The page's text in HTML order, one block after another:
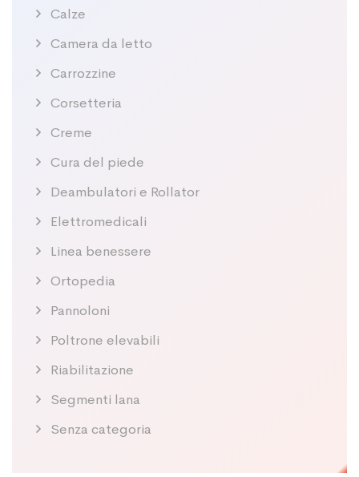
Calze
Camera da letto
Carrozzine
Corsetteria
Creme
Cura del piede
Deambulatori e Rollator
Elettromedicali
Linea benessere
Ortopedia
Pannoloni
Poltrone elevabili
Riabilitazione
Segmenti lana
Senza categoria